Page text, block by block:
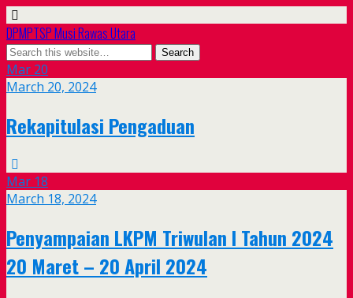
DPMPTSP Musi Rawas Utara
Mar 20
March 20, 2024
Rekapitulasi Pengaduan
Mar 18
March 18, 2024
Penyampaian LKPM Triwulan I Tahun 2024
20 Maret – 20 April 2024